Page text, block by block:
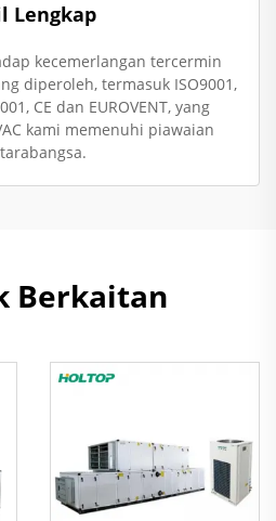
Lengkap
kecemerlangan tercermin
diperoleh, termasuk ISO9001,
CE dan EUROVENT, yang
kami memenuhi piawaian
Berkaitan